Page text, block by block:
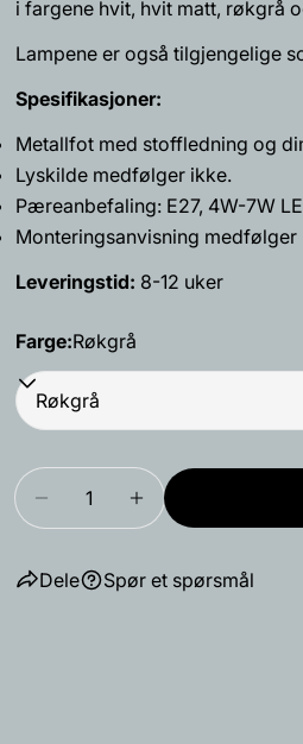
i fargene hvit, hvit matt, røkgrå
Lampene er også tilgjengelige
Spesifikasjoner:
Metallfot med stoffledning og
Lyskilde medfølger ikke.
Pæreanbefaling: E27, 4W-7W
Monteringsanvisning medfølger
Leveringstid: 8-12 uker
Farge:Røkgrå
Mengde
Reduser antallet for
Øk antallet for
Dele
Del
på
Spør et spørsmål
Din
epost
Din